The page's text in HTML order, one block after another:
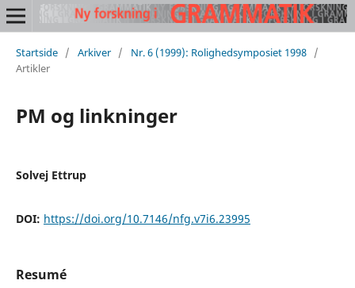
Startside / Arkiver / Nr. 6 (1999): Rolighedsymposiet 1998 /
Artikler
PM og linkninger
Solvej Ettrup
DOI: https://doi.org/10.7146/nfg.v7i6.23995
Resumé